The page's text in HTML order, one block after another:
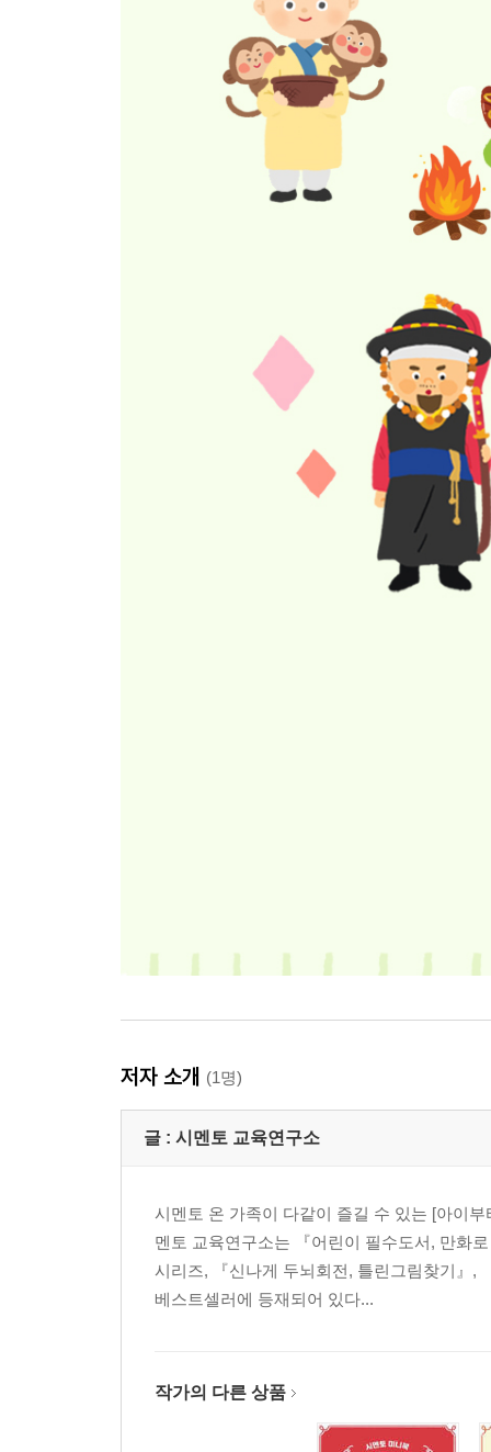
저자 소개 (1명)
글 : 시멘토 교육연구소
시멘토 온 가족이 다같이 즐길 수 있는 [아이
멘토 교육연구소는 『어린이 필수도서, 만화
시리즈, 『신나게 두뇌회전, 틀린그림찾기』,
베스트셀러에 등재되어 있다...
작가의 다른 상품